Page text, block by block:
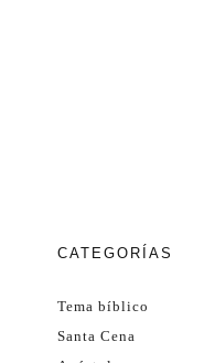
CATEGORÍAS
Tema bíblico
Santa Cena